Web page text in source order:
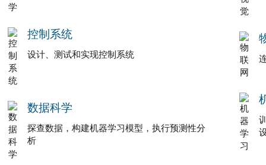
控制系统
设计、测试和实现控制系统
数据科学
探查数据，构建机器学习模型，执行预测性分
析